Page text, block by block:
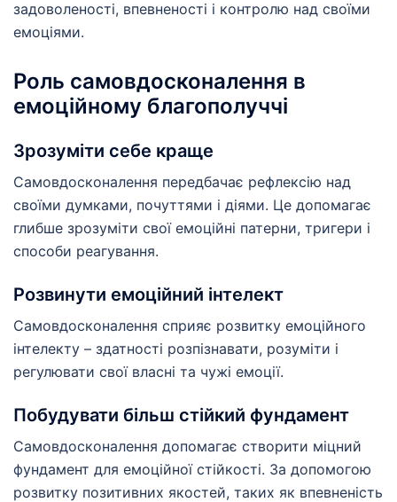
задоволеності, впевненості і контролю над своїми
емоціями.
Роль самовдосконалення в
емоційному благополуччі
Зрозуміти себе краще
Самовдосконалення передбачає рефлексію над
своїми думками, почуттями і діями. Це допомагає
глибше зрозуміти свої емоційні патерни, тригери і
способи реагування.
Розвинути емоційний інтелект
Самовдосконалення сприяє розвитку емоційного
інтелекту – здатності розпізнавати, розуміти і
регулювати свої власні та чужі емоції.
Побудувати більш стійкий фундамент
Самовдосконалення допомагає створити міцний
фундамент для емоційної стійкості. За допомогою
розвитку позитивних якостей, таких як впевненість